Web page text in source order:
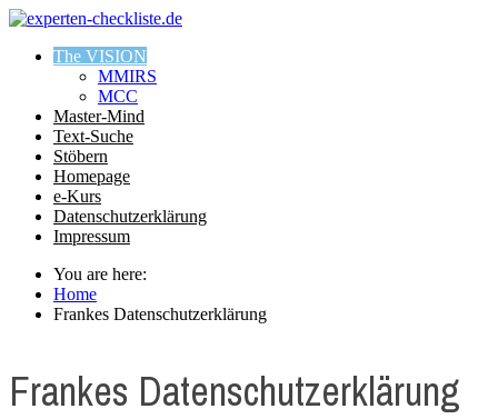
The VISION
MMIRS
MCC
Master-Mind
Text-Suche
Stöbern
Homepage
e-Kurs
Datenschutzerklärung
Impressum
You are here:
Home
Frankes Datenschutzerklärung
Frankes Datenschutzerklärung